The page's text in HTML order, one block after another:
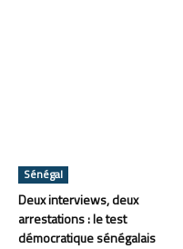
Sénégal
Deux interviews, deux
arrestations : le test
démocratique sénégalais